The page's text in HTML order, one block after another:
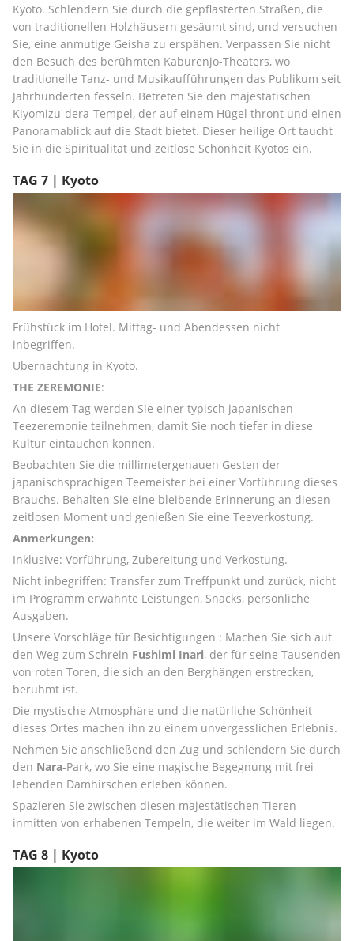
Kyoto. Schlendern Sie durch die gepflasterten Straßen, die
von traditionellen Holzhäusern gesäumt sind, und versuchen
Sie, eine anmutige Geisha zu erspähen. Verpassen Sie nicht
den Besuch des berühmten Kaburenjo-Theaters, wo
traditionelle Tanz- und Musikaufführungen das Publikum seit
Jahrhunderten fesseln. Betreten Sie den majestätischen
Kiyomizu-dera-Tempel, der auf einem Hügel thront und einen
Panoramablick auf die Stadt bietet. Dieser heilige Ort taucht
Sie in die Spiritualität und zeitlose Schönheit Kyotos ein.
TAG 7 | Kyoto
Frühstück im Hotel. Mittag- und Abendessen nicht
inbegriffen.
Übernachtung in Kyoto.
THE ZEREMONIE:
An diesem Tag werden Sie einer typisch japanischen
Teezeremonie teilnehmen, damit Sie noch tiefer in diese
Kultur eintauchen können.
Beobachten Sie die millimetergenauen Gesten der
japanischsprachigen Teemeister bei einer Vorführung dieses
Brauchs. Behalten Sie eine bleibende Erinnerung an diesen
zeitlosen Moment und genießen Sie eine Teeverkostung.
Anmerkungen:
Inklusive: Vorführung, Zubereitung und Verkostung.
Nicht inbegriffen: Transfer zum Treffpunkt und zurück, nicht
im Programm erwähnte Leistungen, Snacks, persönliche
Ausgaben.
Unsere Vorschläge für Besichtigungen : Machen Sie sich auf
den Weg zum Schrein Fushimi Inari, der für seine Tausenden
von roten Toren, die sich an den Berghängen erstrecken,
berühmt ist.
Die mystische Atmosphäre und die natürliche Schönheit
dieses Ortes machen ihn zu einem unvergesslichen Erlebnis.
Nehmen Sie anschließend den Zug und schlendern Sie durch
den Nara-Park, wo Sie eine magische Begegnung mit frei
lebenden Damhirschen erleben können.
Spazieren Sie zwischen diesen majestätischen Tieren
inmitten von erhabenen Tempeln, die weiter im Wald liegen.
TAG 8 | Kyoto